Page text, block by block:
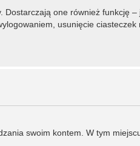
one również funkcję –
usunięcie ciasteczek
swoim kontem. W tym